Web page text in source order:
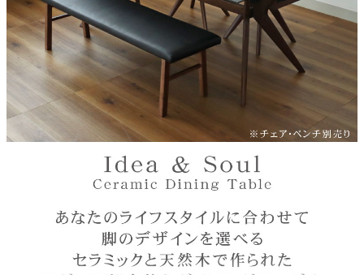
約189.5ｘ11.5ｘ95/12ｘ45ｘ132(cm)
梱包重量
約46/12kg
商品重量
約43/10kg